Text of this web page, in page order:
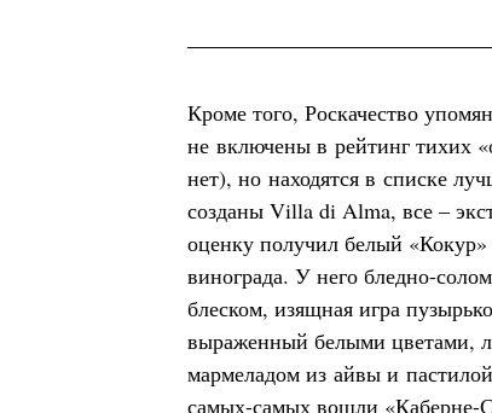
Кроме того, Роскачество
не включены в рейтинг тихих
нет), но находятся в списке
созданы Villa di Alma, все –
оценку получил белый «Кокур»
винограда. У него бледно-
блеском, изящная игра
выраженный белыми цветами,
мармеладом из айвы и
самых-самых вошли «Каберне-